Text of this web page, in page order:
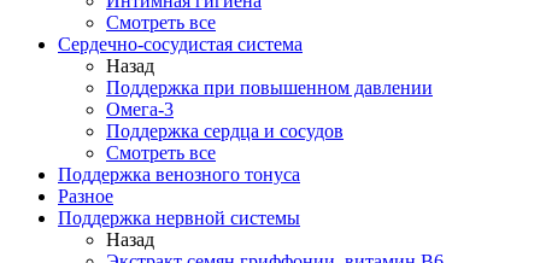
Смотреть все
Сердечно-сосудистая система
Назад
Поддержка при повышенном давлении
Омега-3
Поддержка сердца и сосудов
Смотреть все
Поддержка венозного тонуса
Разное
Поддержка нервной системы
Назад